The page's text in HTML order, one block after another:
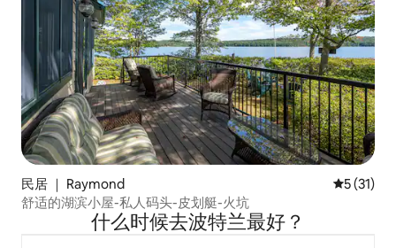
民居 ｜ Raymond 平均评分
5 (31)
舒适的湖滨小屋-私人码头-皮划艇-火坑
什么时候去波特兰最好？